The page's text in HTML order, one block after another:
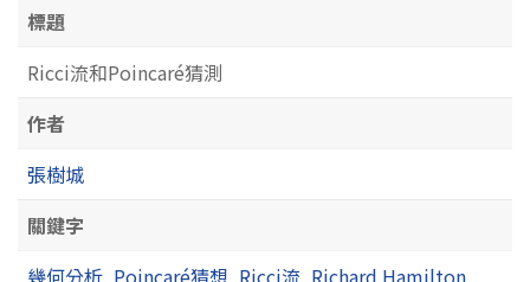
標題
Ricci流和Poincaré猜測
作者
張樹城
關鍵字
幾何分析, Poincaré猜想, Ricci流, Richard Hamilton,